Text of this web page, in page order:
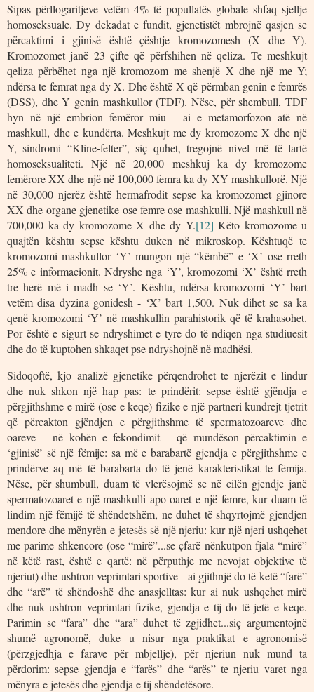
Sipas përllogaritjeve vetëm 4% të popullatës globale shfaq sjellje
homoseksuale. Dy dekadat e fundit, gjenetistët mbrojnë qasjen se
përcaktimi i gjinisë është çështje kromozomesh (X dhe Y).
Kromozomet janë 23 çifte që përfshihen në qeliza. Te meshkujt
qeliza përbëhet nga një kromozom me shenjë X dhe një me Y;
ndërsa te femrat nga dy X. Dhe është X që përmban genin e femrës
(DSS), dhe Y genin mashkullor (TDF). Nëse, për shembull, TDF
hyn në një embrion femëror miu - ai e metamorfozon atë në
mashkull, dhe e kundërta. Meshkujt me dy kromozome X dhe një
Y, sindromi “Kline-felter”, siç quhet, tregojnë nivel më të lartë
homoseksualiteti. Një në 20,000 meshkuj ka dy kromozome
femërore XX dhe një në 100,000 femra ka dy XY mashkullorë. Një
në 30,000 njerëz është hermafrodit sepse ka kromozomet gjinore
XX dhe organe gjenetike ose femre ose mashkulli. Një mashkull në
700,000 ka dy kromozome X dhe dy Y.[12] Këto kromozome u
quajtën kështu sepse kështu duken në mikroskop. Kështuqë te
kromozomi mashkullor ‘Y’ mungon një “këmbë” e ‘X’ ose rreth
25% e informacionit. Ndryshe nga ‘Y’, kromozomi ‘X’ është rreth
tre herë më i madh se ‘Y’. Kështu, ndërsa kromozomi ‘Y’ bart
vetëm disa dyzina gonidesh - ‘X’ bart 1,500. Nuk dihet se sa ka
qenë kromozomi ‘Y’ në mashkullin parahistorik që të krahasohet.
Por është e sigurt se ndryshimet e tyre do të ndiqen nga studiuesit
dhe do të kuptohen shkaqet pse ndryshojnë në madhësi.
Sidoqoftë, kjo analizë gjenetike përqendrohet te njerëzit e lindur
dhe nuk shkon një hap pas: te prindërit: sepse është gjëndja e
përgjithshme e mirë (ose e keqe) fizike e një partneri kundrejt tjetrit
që përcakton gjëndjen e përgjithshme të spermatozoareve dhe
oareve —në kohën e fekondimit— që mundëson përcaktimin e
‘gjinisë’ së një fëmije: sa më e barabartë gjendja e përgjithshme e
prindërve aq më të barabarta do të jenë karakteristikat te fëmija.
Nëse, për shumbull, duam të vlerësojmë se në cilën gjendje janë
spermatozoaret e një mashkulli apo oaret e një femre, kur duam të
lindim një fëmijë të shëndetshëm, ne duhet të shqyrtojmë gjendjen
mendore dhe mënyrën e jetesës së një njeriu: kur një njeri ushqehet
me parime shkencore (ose “mirë”...se çfarë nënkutpon fjala “mirë”
në këtë rast, është e qartë: në përputhje me nevojat objektive të
njeriut) dhe ushtron veprimtari sportive - ai gjithnjë do të ketë “farë”
dhe “arë” të shëndoshë dhe anasjelltas: kur ai nuk ushqehet mirë
dhe nuk ushtron veprimtari fizike, gjendja e tij do të jetë e keqe.
Parimin se “fara” dhe “ara” duhet të zgjidhet...siç argumentojnë
shumë agronomë, duke u nisur nga praktikat e agronomisë
(përzgjedhja e farave për mbjellje), për njeriun nuk mund ta
përdorim: sepse gjendja e “farës” dhe “arës” te njeriu varet nga
mënyra e jetesës dhe gjendja e tij shëndetësore.